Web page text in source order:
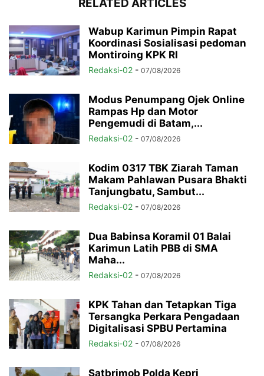
RELATED ARTICLES
Wabup Karimun Pimpin Rapat
Koordinasi Sosialisasi pedoman
Montiroing KPK RI
Redaksi-02 - 07/08/2026
Modus Penumpang Ojek Online
Rampas Hp dan Motor
Pengemudi di Batam,...
Redaksi-02 - 07/08/2026
Kodim 0317 TBK Ziarah Taman
Makam Pahlawan Pusara Bhakti
Tanjungbatu, Sambut...
Redaksi-02 - 07/08/2026
Dua Babinsa Koramil 01 Balai
Karimun Latih PBB di SMA
Maha...
Redaksi-02 - 07/08/2026
KPK Tahan dan Tetapkan Tiga
Tersangka Perkara Pengadaan
Digitalisasi SPBU Pertamina
Redaksi-02 - 07/08/2026
Satbrimob Polda Kepri